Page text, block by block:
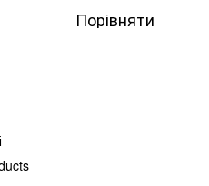
Порівняти